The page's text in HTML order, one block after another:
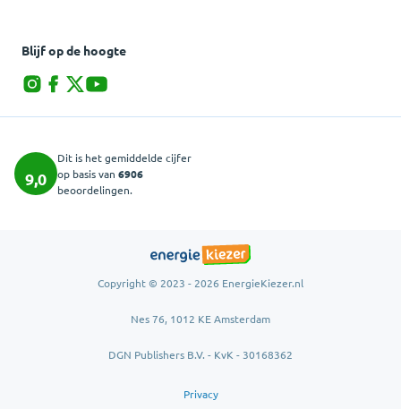
Blijf op de hoogte
9,0
Dit is het gemiddelde cijfer
op basis van 6906
beoordelingen.
Copyright © 2023 - 2026 EnergieKiezer.nl
Nes 76, 1012 KE Amsterdam
DGN Publishers B.V. - KvK - 30168362
Privacy